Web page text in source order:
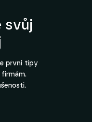
svůj
první tipy